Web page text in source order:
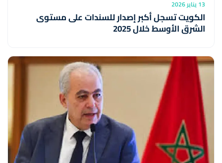
13 يناير 2026
الكويت تسجل أكبر إصدار للسندات على مستوى
الشرق الأوسط خلال 2025